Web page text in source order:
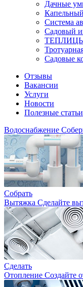
Дачные
Система
Садовый
ТЕПЛИЦЫ
Садовые
Отзывы
Вакансии
Услуги
Новости
Полезные статьи
Водоснабжение
Собрать
Вытяжка Сделайте
Сделать
Отопление Создайте